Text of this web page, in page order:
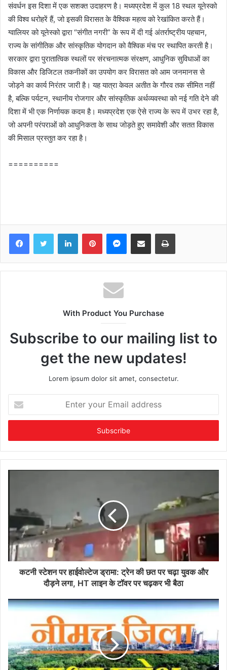
संवर्धन इस दिशा में एक सशक्त उदाहरण है। मध्यप्रदेश में कुल 18 स्थल यूनेस्को
की विश्व धरोहरें हैं, जो इसकी विरासत के वैश्विक महत्व को रेखांकित करते हैं।
ग्वालियर को यूनेस्को द्वारा “संगीत नगरी” के रूप में दी गई अंतर्राष्ट्रीय पहचान,
राज्य के सांगीतिक और सांस्कृतिक योगदान को वैश्विक मंच पर स्थापित करती है।
सरकार द्वारा पुरातात्विक स्थलों पर संरचनात्मक संरक्षण, आधुनिक सुविधाओं का
विकास और डिजिटल तकनीकों का उपयोग कर विरासत को आम जनमानस से
जोड़ने का कार्य निरंतर जारी है। यह यात्रा केवल अतीत के गौरव तक सीमित नहीं
है, बल्कि पर्यटन, स्थानीय रोजगार और सांस्कृतिक अर्थव्यवस्था को नई गति देने की
दिशा में भी एक निर्णायक कदम है। मध्यप्रदेश एक ऐसे राज्य के रूप में उभर रहा है,
जो अपनी परंपराओं को आधुनिकता के साथ जोड़ते हुए समावेशी और सतत विकास
की मिसाल प्रस्तुत कर रहा है।
==========
FacebookTwitter LinkedInPinterestMessenger
Share via Email Print
With Product You Purchase
Subscribe to our mailing list to
get the new updates!
Lorem ipsum dolor sit amet, consectetur.
your
Email
कटनी स्टेशन पर हाईवोल्टेज ड्रामा: ट्रेन की छत पर चढ़ा युवक और
दौड़ने लगा, HT लाइन के टॉवर पर चढ़कर भी बैठा